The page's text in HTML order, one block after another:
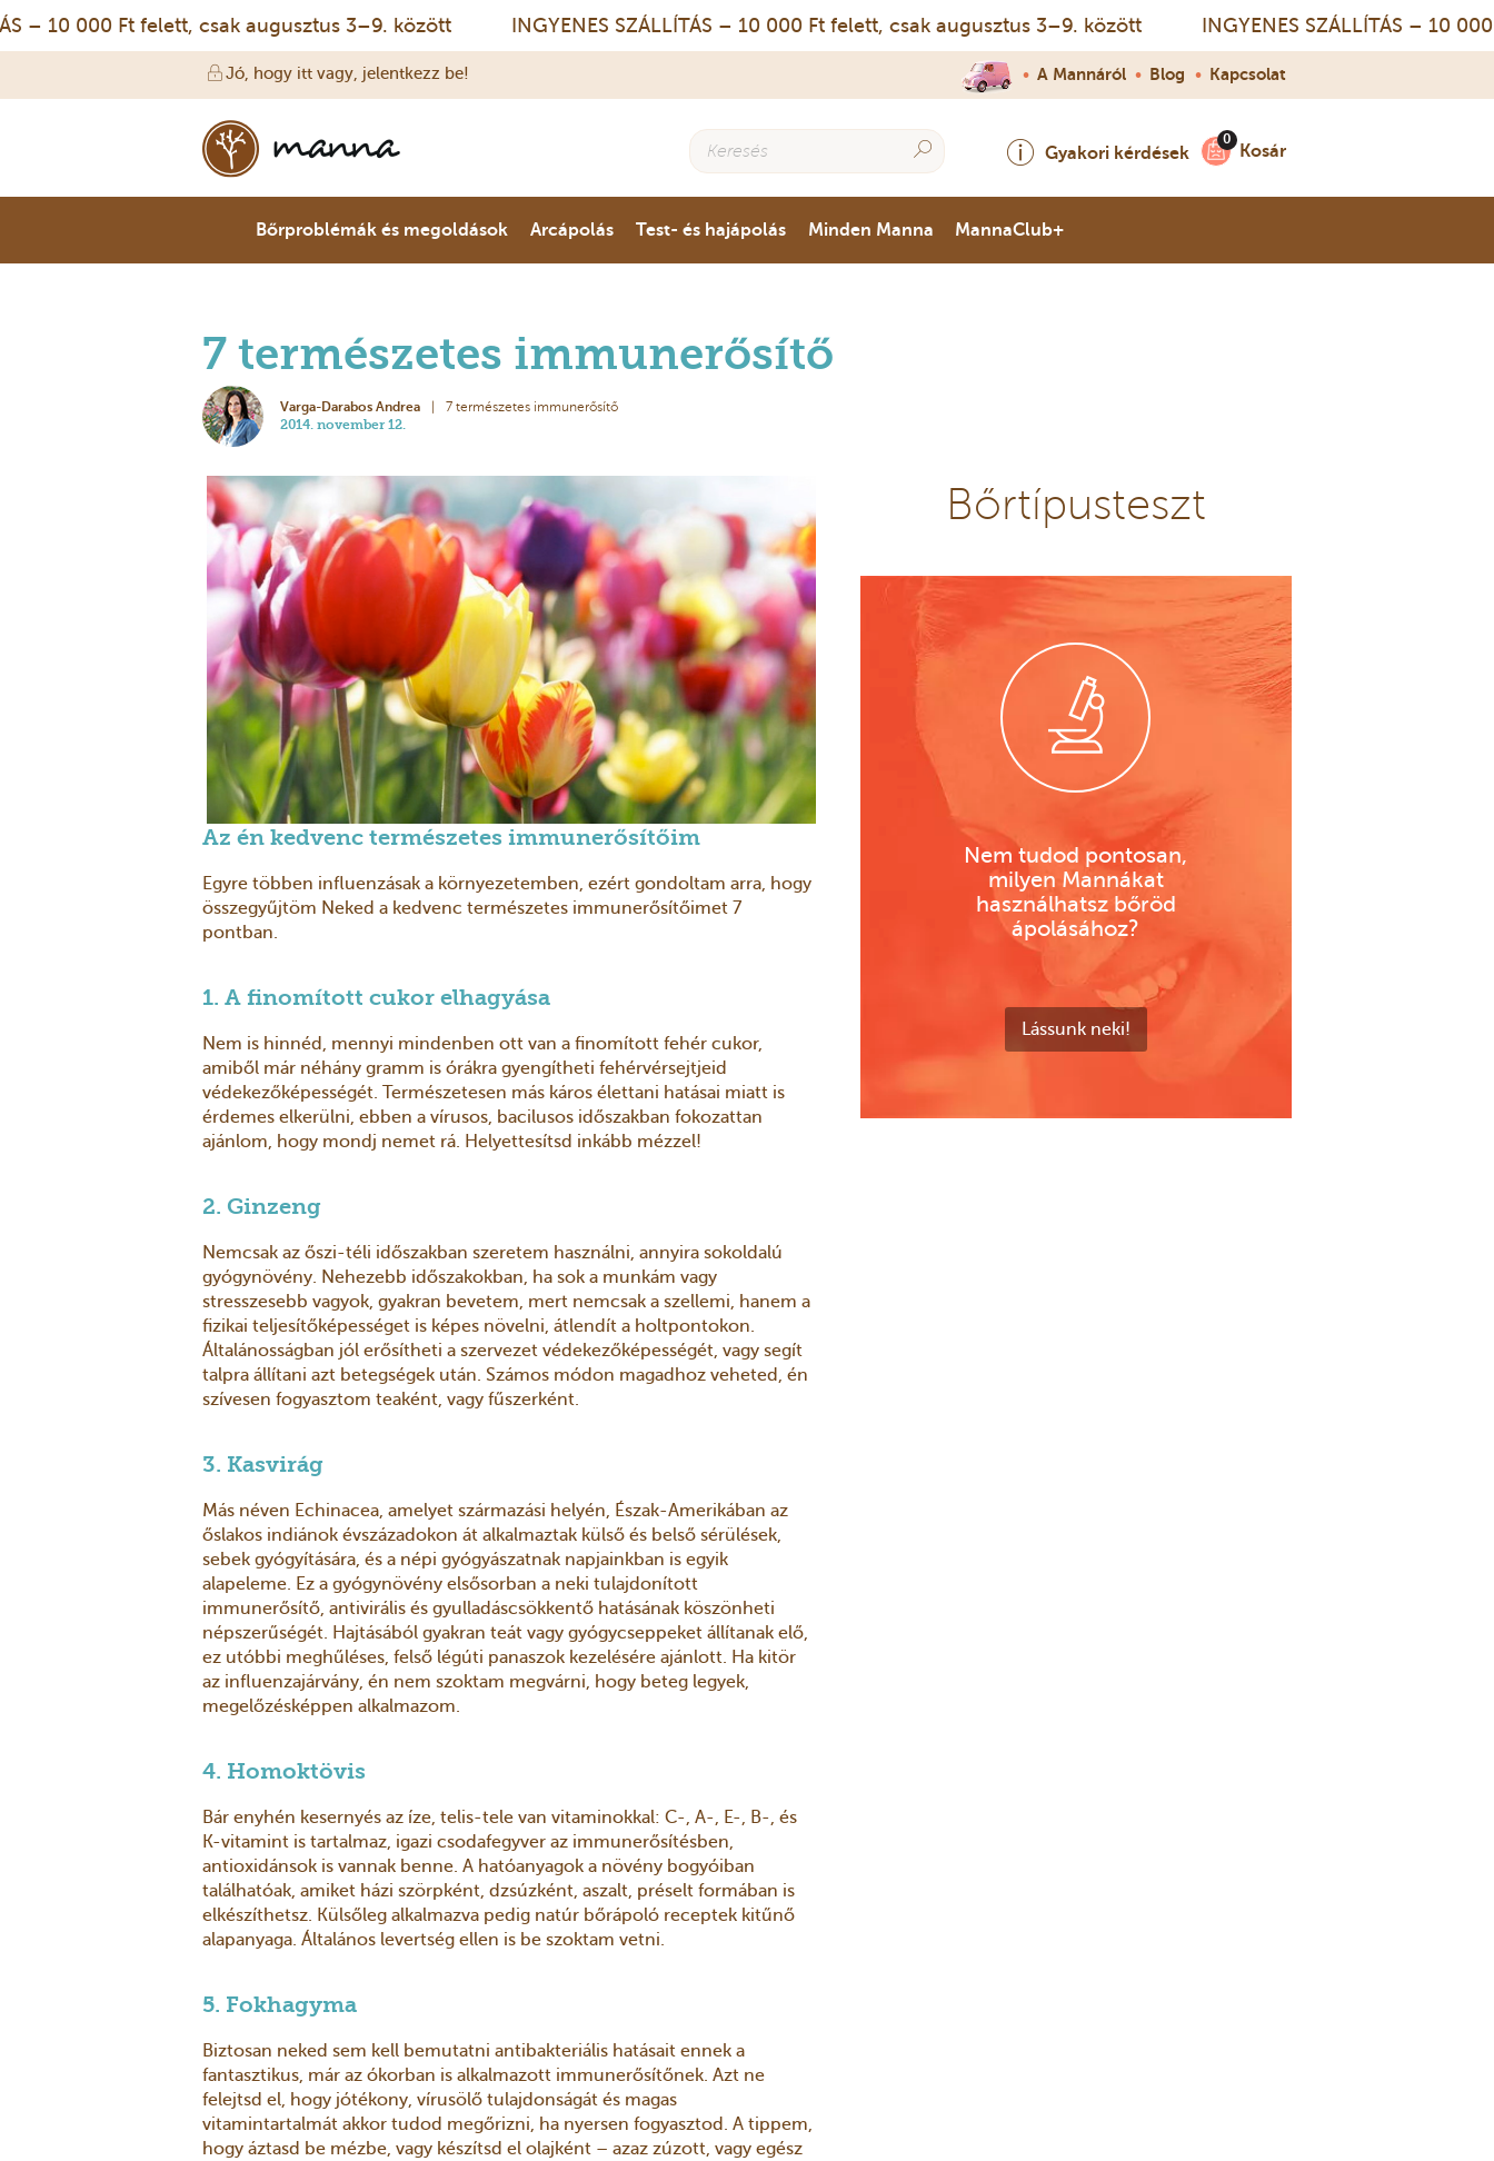
10 000 Ft felett, csak augusztus 3–9. között INGYENES SZÁLLÍTÁS – 10 000 Ft felett, csak augusztus 3–9. között INGYENES SZÁLLÍTÁS – 10 000
Jó, hogy itt vagy, jelentkezz be! • A Mannáról • Blog • Kapcsolat
Gyakori kérdések Kosár
Bőrproblémák és megoldások Arcápolás Test- és hajápolás Minden Manna MannaClub+
7 természetes immunerősítő
Varga-Darabos Andrea 7 természetes immunerősítő
2014. november 12.
Az én kedvenc természetes immunerősítőim
Egyre többen influenzásak a környezetemben, ezért gondoltam arra, hogy
összegyűjtöm Neked a kedvenc természetes immunerősítőimet 7
pontban.
1. A finomított cukor elhagyása
Nem is hinnéd, mennyi mindenben ott van a finomított fehér cukor,
amiből már néhány gramm is órákra gyengítheti fehérvérsejtjeid
védekezőképességét. Természetesen más káros élettani hatásai miatt is
érdemes elkerülni, ebben a vírusos, bacilusos időszakban fokozattan
ajánlom, hogy mondj nemet rá. Helyettesítsd inkább mézzel!
2. Ginzeng
Nemcsak az őszi-téli időszakban szeretem használni, annyira sokoldalú
gyógynövény. Nehezebb időszakokban, ha sok a munkám vagy
stresszesebb vagyok, gyakran bevetem, mert nemcsak a szellemi, hanem a
fizikai teljesítőképességet is képes növelni, átlendít a holtpontokon.
Általánosságban jól erősítheti a szervezet védekezőképességét, vagy segít
talpra állítani azt betegségek után. Számos módon magadhoz veheted, én
szívesen fogyasztom teaként, vagy fűszerként.
3. Kasvirág
Más néven Echinacea, amelyet származási helyén, Észak-Amerikában az
őslakos indiánok évszázadokon át alkalmaztak külső és belső sérülések,
sebek gyógyítására, és a népi gyógyászatnak napjainkban is egyik
alapeleme. Ez a gyógynövény elsősorban a neki tulajdonított
immunerősítő, antivirális és gyulladáscsökkentő hatásának köszönheti
népszerűségét. Hajtásából gyakran teát vagy gyógycseppeket állítanak elő,
ez utóbbi meghűléses, felső légúti panaszok kezelésére ajánlott. Ha kitör
az influenzajárvány, én nem szoktam megvárni, hogy beteg legyek,
megelőzésképpen alkalmazom.
4. Homoktövis
Bár enyhén kesernyés az íze, telis-tele van vitaminokkal: C-, A-, E-, B-, és
K-vitamint is tartalmaz, igazi csodafegyver az immunerősítésben,
antioxidánsok is vannak benne. A hatóanyagok a növény bogyóiban
találhatóak, amiket házi szörpként, dzsúzként, aszalt, préselt formában is
elkészíthetsz. Külsőleg alkalmazva pedig natúr bőrápoló receptek kitűnő
alapanyaga. Általános levertség ellen is be szoktam vetni.
5. Fokhagyma
Biztosan neked sem kell bemutatni antibakteriális hatásait ennek a
fantasztikus, már az ókorban is alkalmazott immunerősítőnek. Azt ne
felejtsd el, hogy jótékony, vírusölő tulajdonságát és magas
vitamintartalmát akkor tudod megőrizni, ha nyersen fogyasztod. A tippem,
hogy áztasd be mézbe, vagy készítsd el olajként – azaz zúzott, vagy egész
Bőrtípusteszt
Nem tudod pontosan,
milyen Mannákat
használhatsz bőröd
ápolásához?
Lássunk neki!